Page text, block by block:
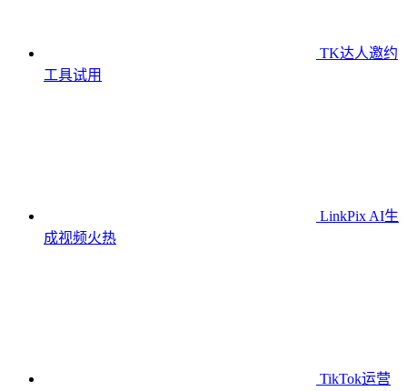
TK达人邀约
工具试用
LinkPix AI生
成视频火热
TikTok运营